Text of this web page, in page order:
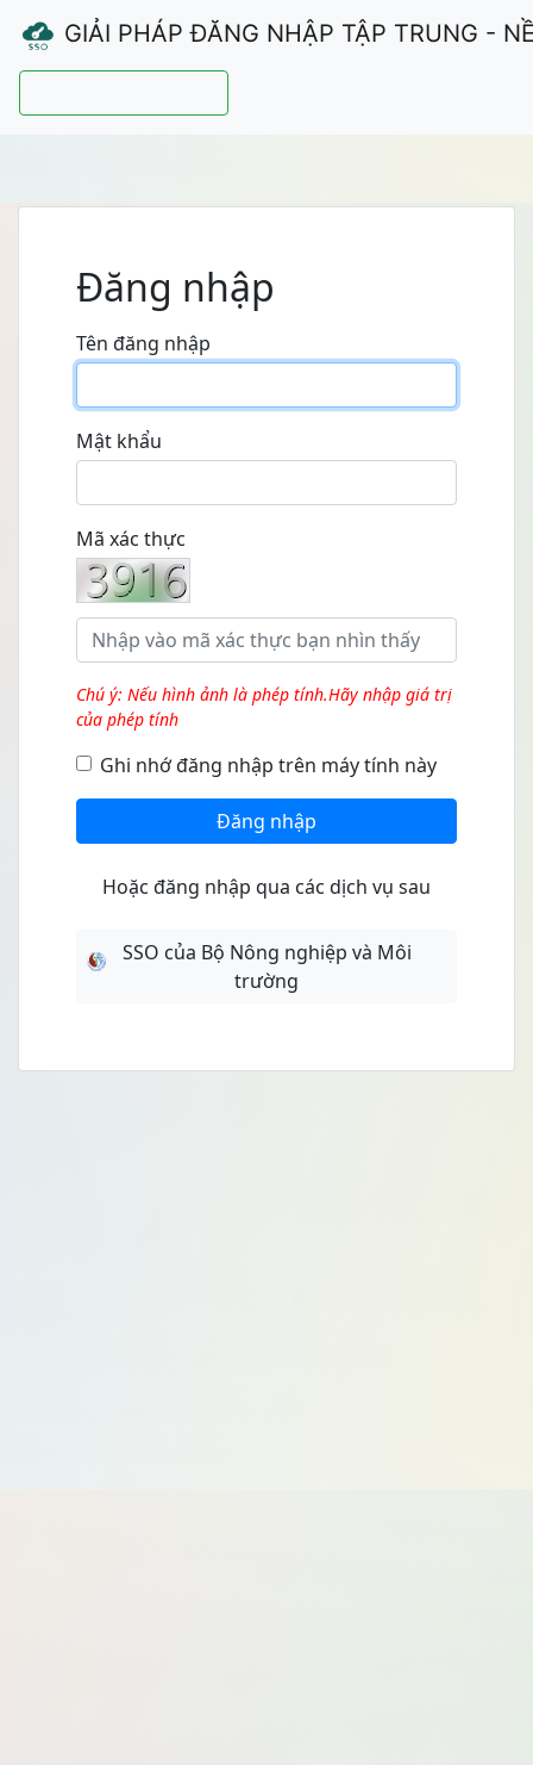
GIẢI PHÁP ĐĂNG NHẬP TẬP TRUNG -
Đăng nhập
Tên đăng nhập
Mật khẩu
Mã xác thực
Chú ý: Nếu hình ảnh là phép tính.Hãy nhập giá trị
của phép tính
Ghi nhớ đăng nhập trên máy tính này
Đăng nhập
Hoặc đăng nhập qua các dịch vụ sau
SSO của Bộ Nông nghiệp và Môi
trường